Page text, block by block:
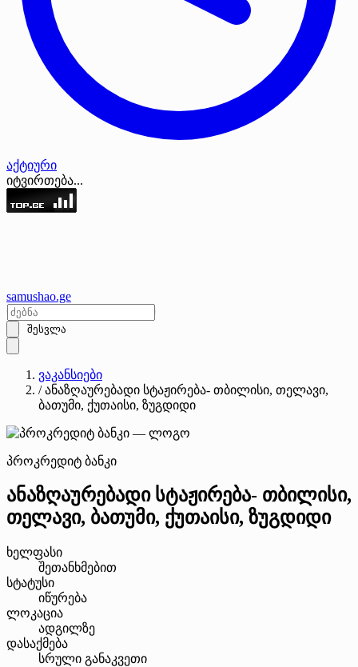
აქტიური
იტვირთება...
samushao.ge
შესვლა
ვაკანსიები
/ ანაზღაურებადი სტაჟირება- თბილისი, თელავი,
ბათუმი, ქუთაისი, ზუგდიდი
პროკრედიტ ბანკი
ანაზღაურებადი სტაჟირება- თბილისი,
თელავი, ბათუმი, ქუთაისი, ზუგდიდი
ხელფასი
შეთანხმებით
სტატუსი
იწურება
ლოკაცია
ადგილზე
დასაქმება
სრული განაკვეთი